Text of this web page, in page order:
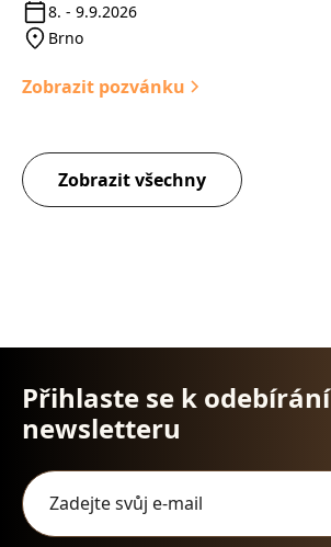
8. - 9.9.2026
Brno
Zobrazit pozvánku
Zobrazit všechny
Přihlaste se k odebírání
newsletteru